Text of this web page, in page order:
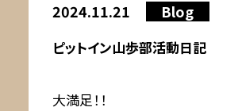
2024.11.21 Blog
ピットイン山歩部活動日記
大満足！！